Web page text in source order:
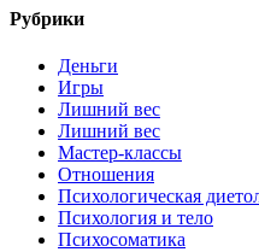
Рубрики
Деньги
Игры
Лишний вес
Лишний вес
Мастер-классы
Отношения
Психологическая
Психология и тело
Психосоматика